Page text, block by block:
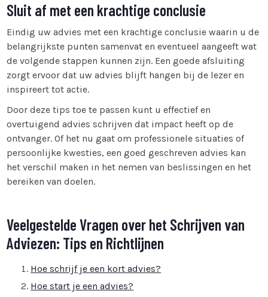
Sluit af met een krachtige conclusie
Eindig uw advies met een krachtige conclusie waarin u de
belangrijkste punten samenvat en eventueel aangeeft wat
de volgende stappen kunnen zijn. Een goede afsluiting
zorgt ervoor dat uw advies blijft hangen bij de lezer en
inspireert tot actie.
Door deze tips toe te passen kunt u effectief en
overtuigend advies schrijven dat impact heeft op de
ontvanger. Of het nu gaat om professionele situaties of
persoonlijke kwesties, een goed geschreven advies kan
het verschil maken in het nemen van beslissingen en het
bereiken van doelen.
Veelgestelde Vragen over het Schrijven van
Adviezen: Tips en Richtlijnen
Hoe schrijf je een kort advies?
Hoe start je een advies?